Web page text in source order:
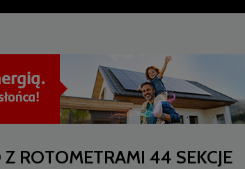
ROTOMETRAMI 44 SEKCJE